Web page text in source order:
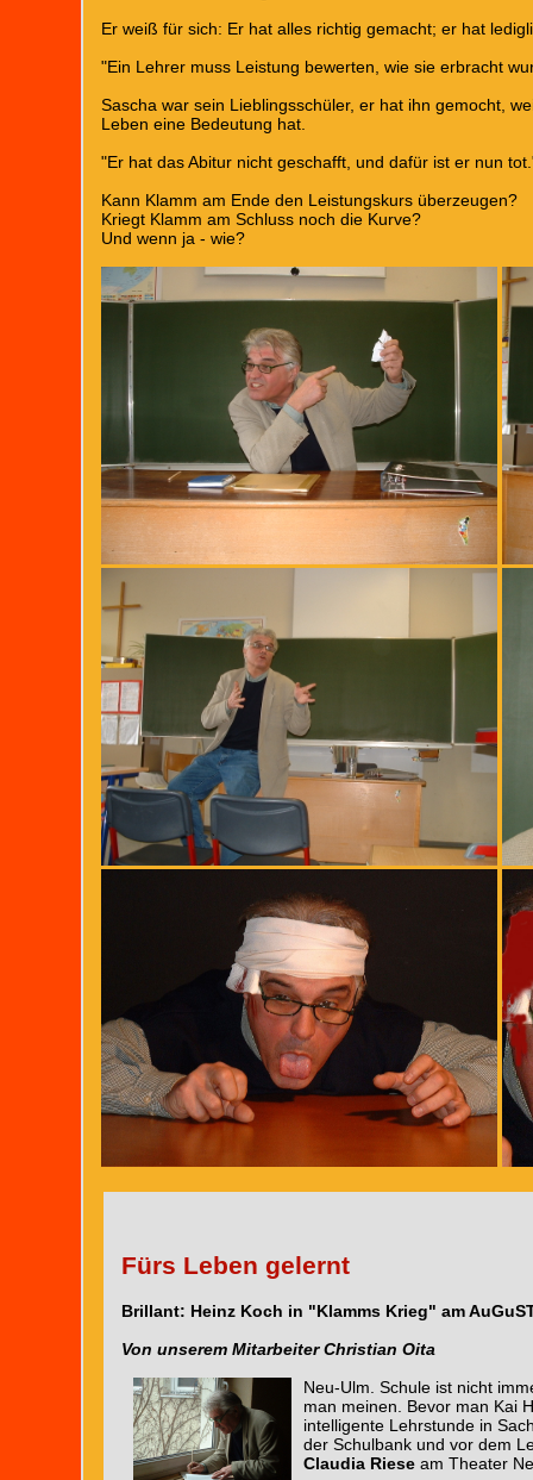
Er weiß für sich: Er hat alles richtig gemacht; er hat
"Ein Lehrer muss Leistung bewerten, wie sie erbracht
Sascha war sein Lieblingsschüler, er hat ihn gemocht,
Leben eine Bedeutung hat.
"Er hat das Abitur nicht geschafft, und dafür ist er nun
Kann Klamm am Ende den Leistungskurs überzeugen?
Kriegt Klamm am Schluss noch die Kurve?
Und wenn ja - wie?
Fürs Leben gelernt
Brillant: Heinz Koch in "Klamms Krieg" am
Von unserem Mitarbeiter Christian Oita
Neu-Ulm. Schule ist nicht
man meinen. Bevor man Kai
intelligente Lehrstunde in
der Schulbank und vor dem
Claudia Riese am Theater